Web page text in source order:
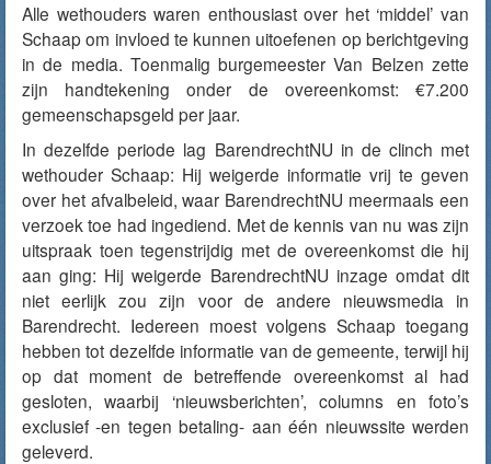
Alle wethouders waren enthousiast over het ‘middel’ van
Schaap om invloed te kunnen uitoefenen op berichtgeving
in de media. Toenmalig burgemeester Van Belzen zette
zijn handtekening onder de overeenkomst: €7.200
gemeenschapsgeld per jaar.
In dezelfde periode lag BarendrechtNU in de clinch met
wethouder Schaap: Hij weigerde informatie vrij te geven
over het afvalbeleid, waar BarendrechtNU meermaals een
verzoek toe had ingediend. Met de kennis van nu was zijn
uitspraak toen tegenstrijdig met de overeenkomst die hij
aan ging: Hij weigerde BarendrechtNU inzage omdat dit
niet eerlijk zou zijn voor de andere nieuwsmedia in
Barendrecht. Iedereen moest volgens Schaap toegang
hebben tot dezelfde informatie van de gemeente, terwijl hij
op dat moment de betreffende overeenkomst al had
gesloten, waarbij ‘nieuwsberichten’, columns en foto’s
exclusief -en tegen betaling- aan één nieuwssite werden
geleverd.